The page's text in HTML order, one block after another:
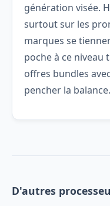
génération visée.
surtout sur les
marques se
poche à ce niveau
offres bundles
pencher la balance.
D'autres